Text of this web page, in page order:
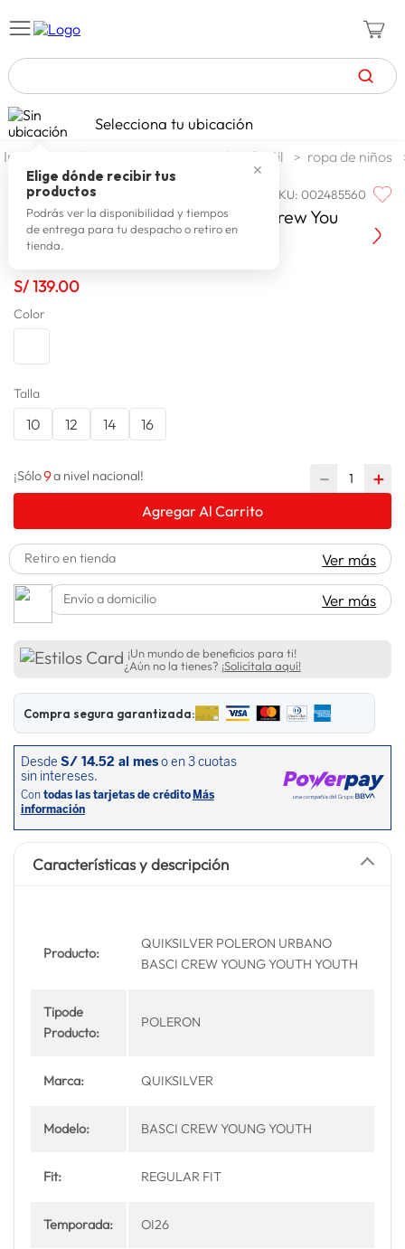
TÉRMINOS MÁS BUSCADOS
1. celulares
2. zapatillas mujer
3. zapatillas hombre
4. moda
7.
8.
9.
10. lavadora
Selecciona tu ubicación
✕
Elige dónde recibir tus
productos
Podrás ver la disponibilidad y tiempos
de entrega para tu despacho o retiro en
tienda.
moda y accesorios moda infantil ropa de niños
QUIKSILVER SKU:002485560
Quiksilver Poleron Urbano Basci Crew You
S/139.00
Color
Talla
10 12 14 16
¡Sólo9a nivel nacional! ＋
－
Agregar Al Carrito
Retiro en tienda Ver más
Envío a domicilio Ver más
¡Un mundo de beneficios para ti!
¿Aún no la tienes? ¡Solicítala aquí!
Compra segura garantizada:
Características y descripción
Producto:
QUIKSILVER POLERON URBANO
BASCI CREW YOUNG YOUTH YOUTH
Tipode
Producto:
POLERON
Marca: QUIKSILVER
Modelo: BASCI CREW YOUNG YOUTH
Fit: REGULAR FIT
Temporada: OI26